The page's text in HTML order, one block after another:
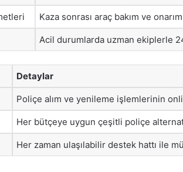
Kaza sonrası araç bakım ve
Acil durumlarda uzman ekiplerle
Detaylar
Poliçe alım ve yenileme işlemlerinin
Her bütçeye uygun çeşitli poliçe
Her zaman ulaşılabilir destek hattı ile